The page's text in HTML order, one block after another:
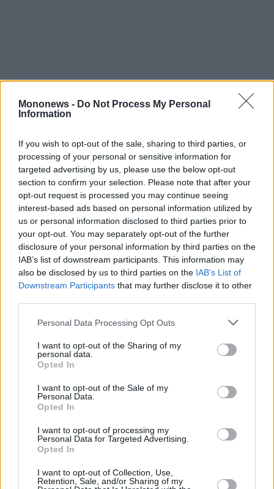
Mononews - Do Not Process My Personal
Information
If you wish to opt-out of the sale, sharing to third parties, or
processing of your personal or sensitive information for
targeted advertising by us, please use the below opt-out
section to confirm your selection. Please note that after your
opt-out request is processed you may continue seeing
interest-based ads based on personal information utilized by
us or personal information disclosed to third parties prior to
your opt-out. You may separately opt-out of the further
disclosure of your personal information by third parties on the
IAB’s list of downstream participants. This information may
also be disclosed by us to third parties on the IAB’s List of
Downstream Participants that may further disclose it to other
Personal Data Processing Opt Outs
I want to opt-out of the Sharing of my
personal data.
Opted In
I want to opt-out of the Sale of my
Personal Data.
Opted In
I want to opt-out of processing my
Personal Data for Targeted Advertising.
Opted In
I want to opt-out of Collection, Use,
Retention, Sale, and/or Sharing of my
Ο Διοικητής της ΑΑΔΕ,Γιώργος Πιτσιλής
δήλωσε:
«Η αναβάθμιση της εξυπηρέτησης πολιτών και
δίκτυο “myPoint” δημιουργούμε ένα σύγχρονο
και αναγνωρίσιμο σημείο επαφής με την Αρχή,
που συνδυάζει τη φυσική εξυπηρέτηση με τις
δυνατότητες της ψηφιακής τεχνολογίας.
Στόχος μας είναι κάθε πολίτης και κάθε
υπηρεσίες της ΑΑΔΕ, να εξυπηρετείται
ταχύτερα και να απολαμβάνει μια ενιαία,
ποιοτική και ανθρώπινη εμπειρία
εξυπηρέτησης.»